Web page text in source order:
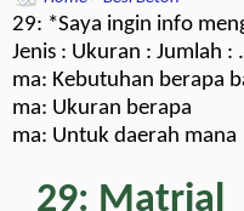
29: *Saya ingin info
Jenis : Ukuran : Jumlah :
ma: Kebutuhan berapa
ma: Ukuran berapa
ma: Untuk daerah mana
29: Matrial